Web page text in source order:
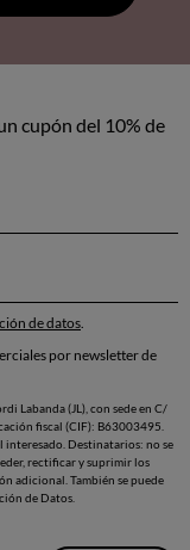
cupón del 10% de
de datos
por newsletter de
Labanda (JL), con sede en C/
fiscal (CIF): B63003495.
Destinatarios: no se
rectificar y suprimir los
adicional. También se puede
de Datos.